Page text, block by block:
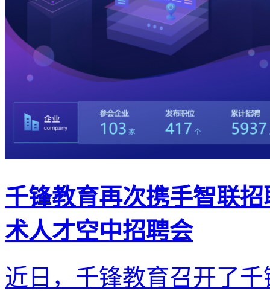
千锋教育再次携手智联
术人才空中招聘会
近日，千锋教育召开了